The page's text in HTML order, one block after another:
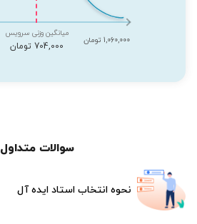
1,060,000 تومان
میانگین وزنی سرویس
704,000 تومان
سوالات متداول
نحوه انتخاب استاد ایده آل